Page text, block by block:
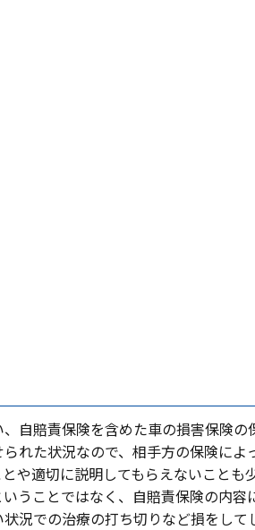
⾃賠責保険を含めた⾞の損害保険の
れた状況なので、相⼿⽅の保険に
や適切に説明してもらえないことも
うことではなく、⾃賠責保険の内容
況での治療の打ち切りなど損をして